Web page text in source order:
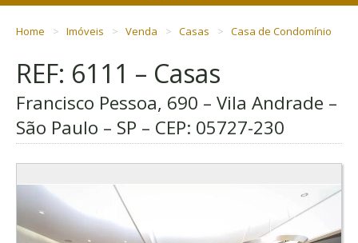
Home Imóveis Venda Casas Casa de Condomínio
REF: 6111 – Casas
Francisco Pessoa, 690 – Vila Andrade –
São Paulo – SP – CEP: 05727-230